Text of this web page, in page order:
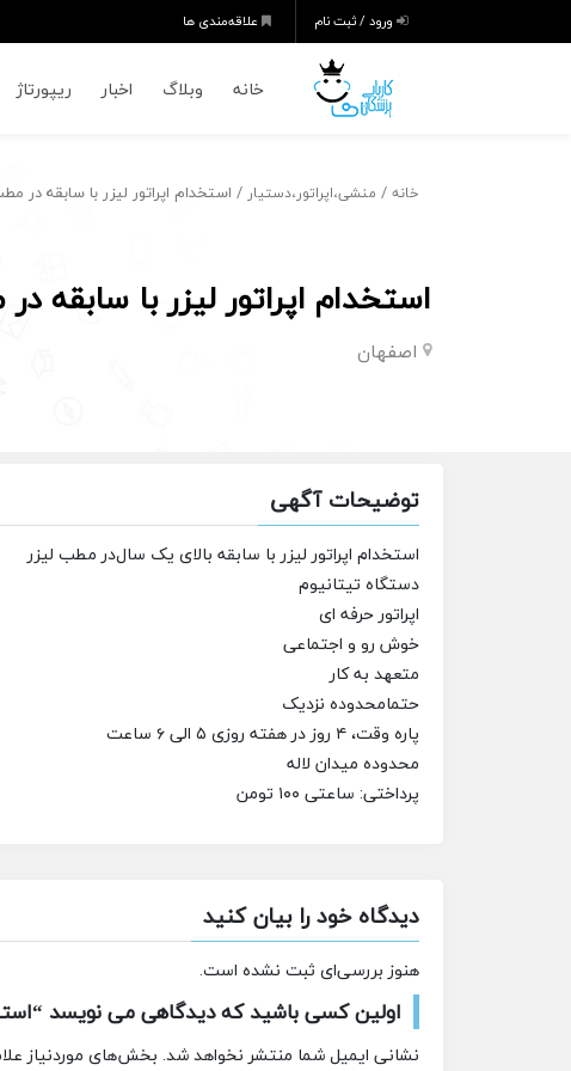
ورود / ثبت نام علاقه‌مندی ها
خانه وبلاگ اخبار ریپورتاژ
خانه / منشی،اپراتور،دستیار / استخدام اپراتور لیزر با سابقه در
استخدام اپراتور لیزر با سابقه
اصفهان
توضیحات آگهی
استخدام اپراتور لیزر با سابقه بالای یک سالدر مطب لیزر
دستگاه تیتانیوم
اپراتور حرفه ای
خوش رو و اجتماعی
متعهد به کار
حتمامحدوده نزدیک
پاره وقت،۴ روز در هفته روزی ۵ الی ۶ ساعت
محدوده میدان لاله
پرداختی: ساعتی ۱۰۰ تومن
دیدگاه خود را بیان کنید
هنوز بررسی‌ای ثبت نشده است.
اولین کسی باشید که دیدگاهی می نویسد
نشانی ایمیل شما منتشر نخواهد شد. بخش‌های موردنیاز